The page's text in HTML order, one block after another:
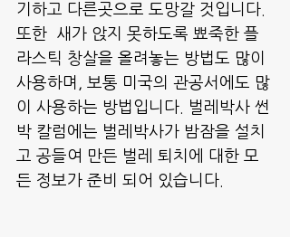
기하고 다른곳으로 도망갈 것입니다.
또한  새가 앉지 못하도록 뾰죽한 플
라스틱 창살을 올려놓는 방법도 많이
사용하며, 보통 미국의 관공서에도 많
이 사용하는 방법입니다. 벌레박사 썬
박 칼럼에는 벌레박사가 밤잠을 설치
고 공들여 만든 벌레 퇴치에 대한 모
든 정보가 준비 되어 있습니다.